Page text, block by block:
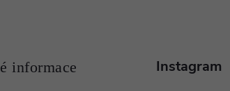
Instagram